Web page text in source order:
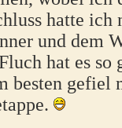
hatte ich
und dem
hat es so
besten gefiel